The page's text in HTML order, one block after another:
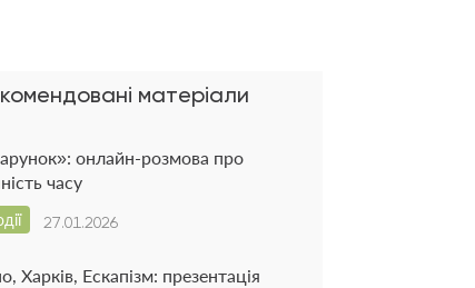
матеріали
онлайн-розмова про
часу
27.01.2026
Харків, Ескапізм: презентація